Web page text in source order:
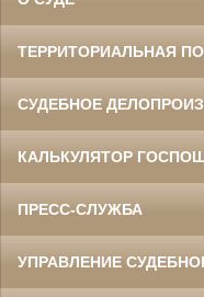
ТЕРРИТОРИАЛЬНАЯ
СУДЕБНОЕ
КАЛЬКУЛЯТОР
ПРЕСС-СЛУЖБА
УПРАВЛЕНИЕ